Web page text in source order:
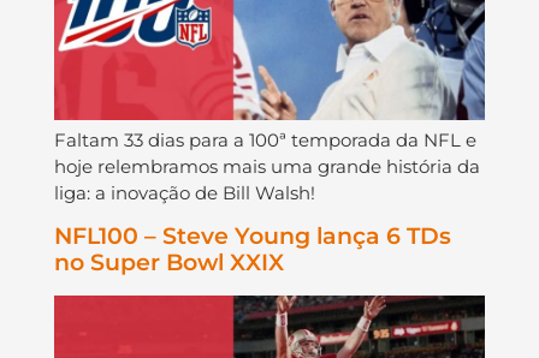
Faltam 33 dias para a 100ª temporada da NFL e
hoje relembramos mais uma grande história da
liga: a inovação de Bill Walsh!
NFL100 – Steve Young lança 6 TDs
no Super Bowl XXIX